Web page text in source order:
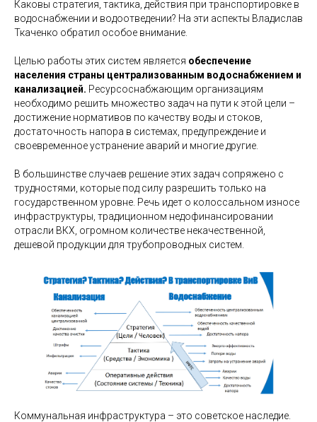
Каковы стратегия, тактика, действия при транспортировке в
водоснабжении и водоотведении? На эти аспекты Владислав
Ткаченко обратил особое внимание.
Целью работы этих систем является обеспечение
населения страны централизованным водоснабжением и
канализацией. Ресурсоснабжающим организациям
необходимо решить множество задач на пути к этой цели –
достижение нормативов по качеству воды и стоков,
достаточность напора в системах, предупреждение и
своевременное устранение аварий и многие другие.
В большинстве случаев решение этих задач сопряжено с
трудностями, которые под силу разрешить только на
государственном уровне. Речь идет о колоссальном износе
инфраструктуры, традиционном недофинансировании
отрасли ВКХ, огромном количестве некачественной,
дешевой продукции для трубопроводных систем.
Коммунальная инфраструктура – это советское наследие.